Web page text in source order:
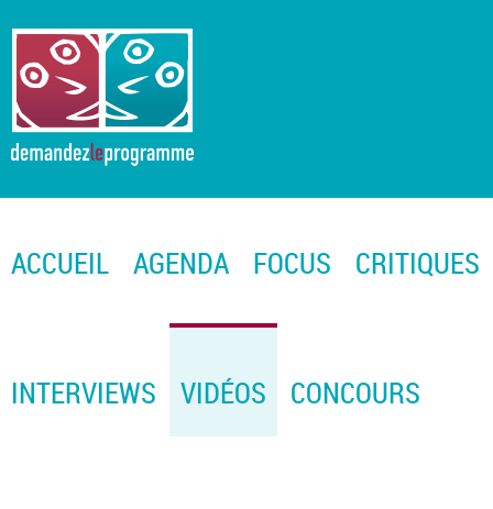
ACCUEIL AGENDA FOCUS CRITIQUES
INTERVIEWS VIDÉOS CONCOURS